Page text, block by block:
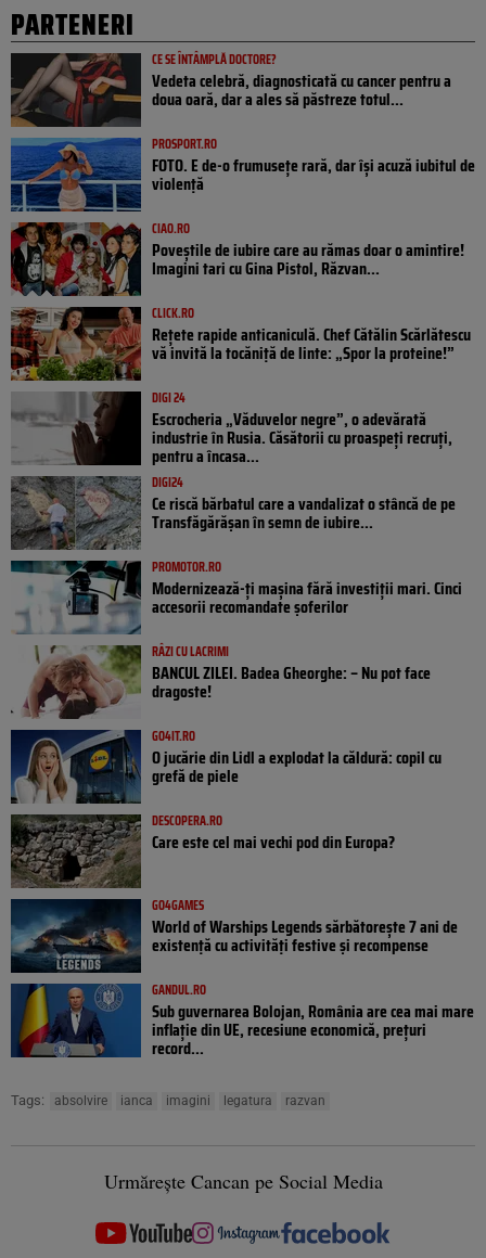
PARTENERI
CE SE ÎNTÂMPLĂ DOCTORE?
Vedeta celebră, diagnosticată cu cancer pentru a
doua oară, dar a ales să păstreze totul...
PROSPORT.RO
FOTO. E de-o frumusețe rară, dar își acuză iubitul de
violență
CIAO.RO
Poveştile de iubire care au rămas doar o amintire!
Imagini tari cu Gina Pistol, Răzvan...
CLICK.RO
Rețete rapide anticaniculă. Chef Cătălin Scărlătescu
vă invită la tocăniță de linte: „Spor la proteine!”
DIGI 24
Escrocheria „Văduvelor negre”, o adevărată
industrie în Rusia. Căsătorii cu proaspeți recruți,
pentru a încasa...
DIGI24
Ce riscă bărbatul care a vandalizat o stâncă de pe
Transfăgărășan în semn de iubire...
PROMOTOR.RO
Modernizează-ți mașina fără investiții mari. Cinci
accesorii recomandate șoferilor
RÂZI CU LACRIMI
BANCUL ZILEI. Badea Gheorghe: – Nu pot face
dragoste!
GO4IT.RO
O jucărie din Lidl a explodat la căldură: copil cu
grefă de piele
DESCOPERA.RO
Care este cel mai vechi pod din Europa?
GO4GAMES
World of Warships Legends sărbătorește 7 ani de
existență cu activități festive și recompense
GANDUL.RO
Sub guvernarea Bolojan, România are cea mai mare
inflație din UE, recesiune economică, prețuri
record...
Tags: absolvire ianca imagini legatura razvan
Urmărește Cancan pe Social Media